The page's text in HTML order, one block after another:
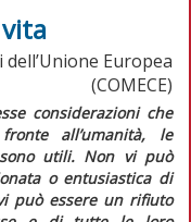
Europea
(COMECE)
considerazioni che
all’umanità, le
utili. Non vi può
o entusiastica di
può essere un rifiuto